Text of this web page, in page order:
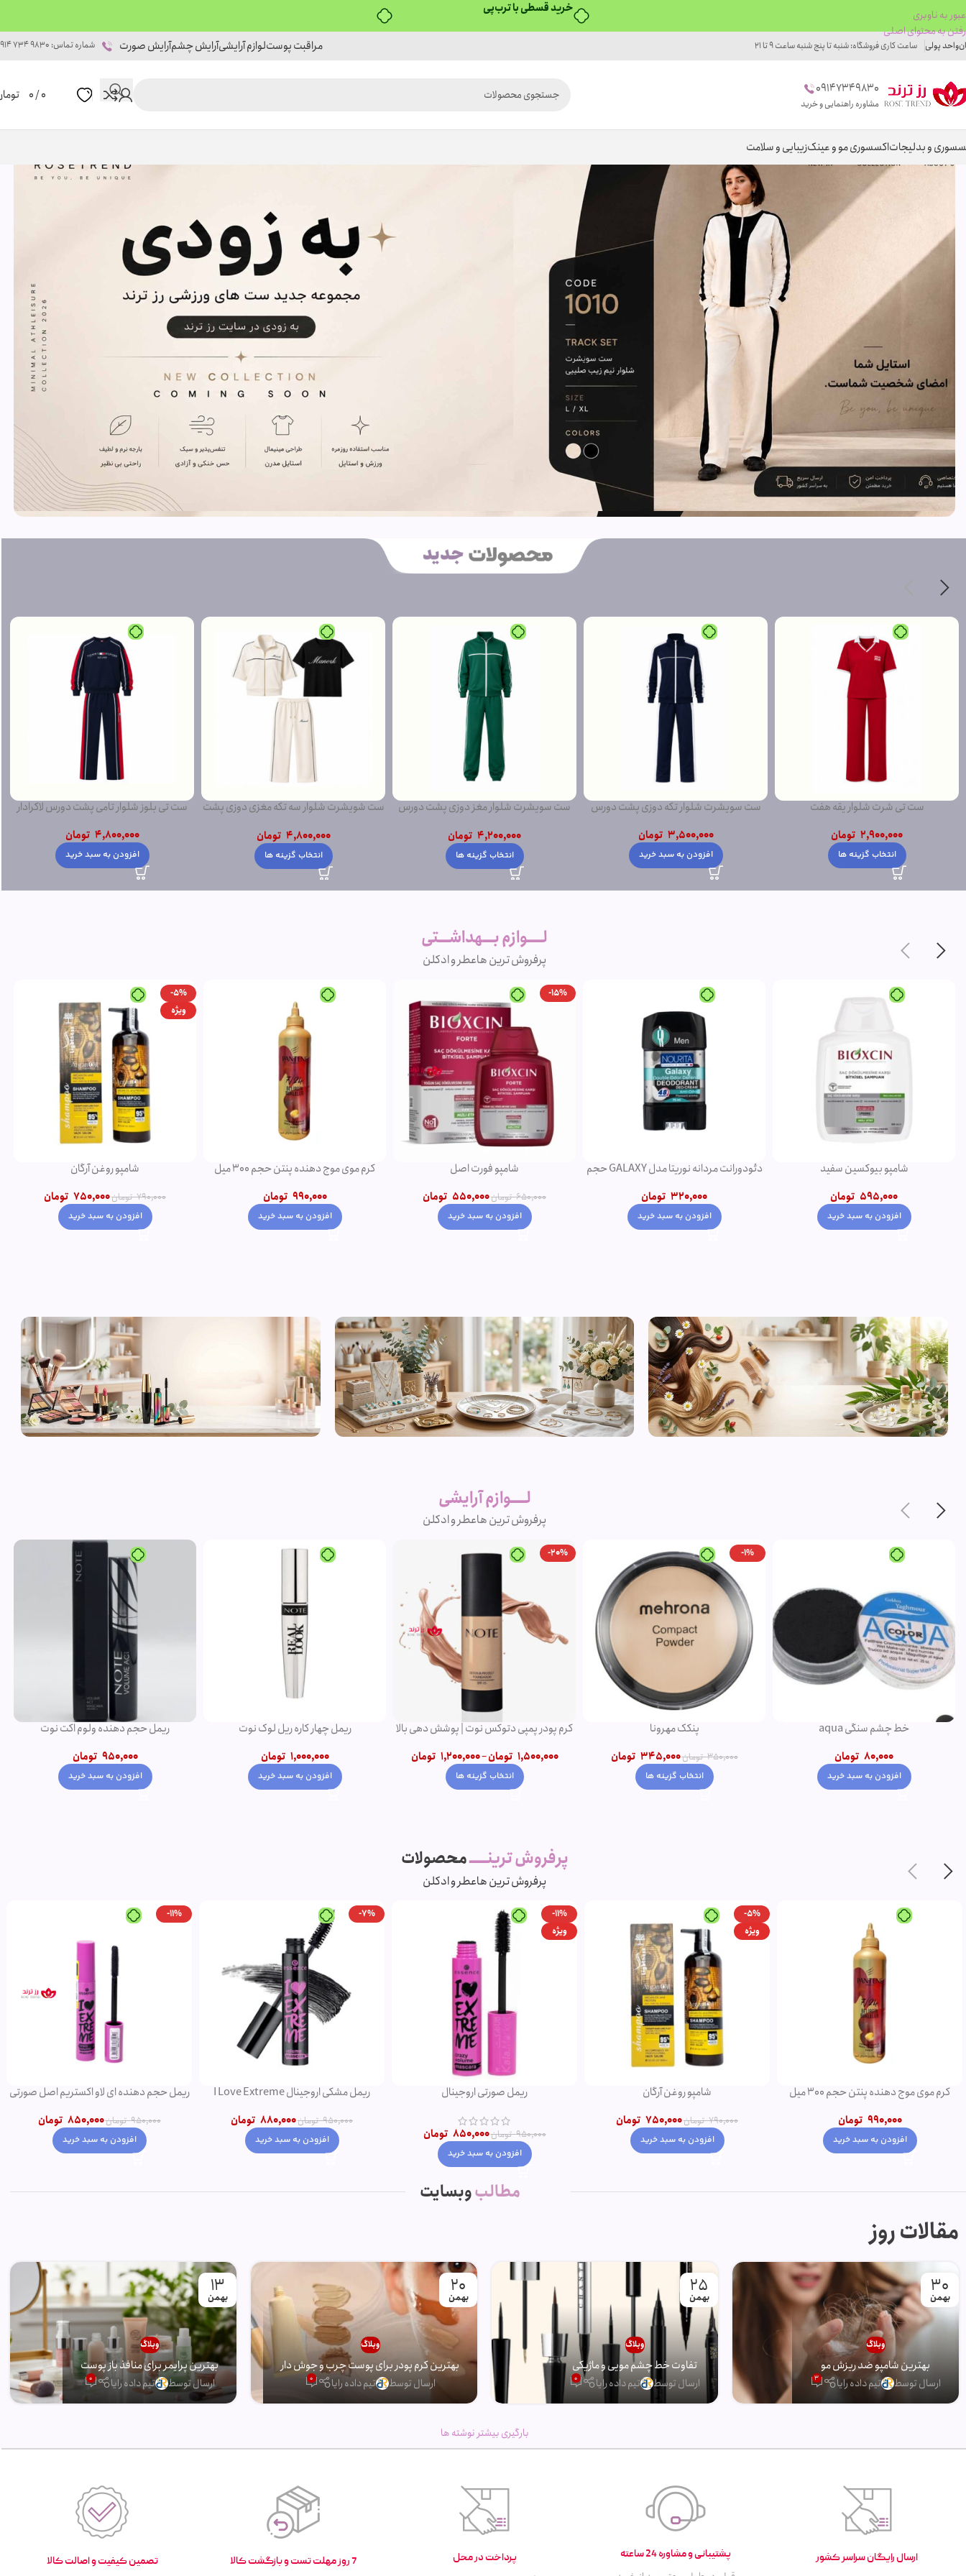
خرید قسطی با ترب‌پی
عبور به ناوبری
رفتن به محتوای اصلی
واحد پولی ساعت کاری فروشگاه: شنبه تا پنج شنبه ساعت 9 تا 21 مراقبت پوستلوازم آرایشیآرایش چشمآرایش صورت شماره تماس: 9830 734 0914
09147349830
مشاوره راهنمایی و خرید
0
/
0
و بدلیجاتاکسسوری مو و عینکزیبایی و سلامت
ست تی شرت شلوار یقه هفت
2,900,000 تومان
انتخاب گزینه ها
ست سویشرت شلوار تکه دوزی پشت دورس
3,500,000 تومان
افزودن به سبد خرید
ست سویشرت شلوار مغز دوزی پشت دورس
4,200,000 تومان
انتخاب گزینه ها
ست شویشرت شلوار سه تکه مغزی دوزی پشت
4,800,000 تومان
انتخاب گزینه ها
ست تی بلوز شلوار تامی پشت دورس لاکرادار
4,800,000 تومان
افزودن به سبد خرید
لــــوازم بـــهداشـــتی
پرفروش ترین هاعطر و ادکلن
شامپو بیوکسین سفید
595,000 تومان
افزودن به سبد خرید
دئودورانت مردانه نوریتا مدل GALAXY حجم
320,000 تومان
افزودن به سبد خرید
-15%
شامپو فورت اصل
650,000 تومان550,000 تومان
افزودن به سبد خرید
کرم موی موج دهنده پنتن حجم 300 میل
990,000 تومان
افزودن به سبد خرید
-5%
ویژه
شامپو روغن آرگان
790,000 تومان750,000 تومان
افزودن به سبد خرید
بدلیجات
متنوع
مشاهده
محصولات
مشاهده محصولات
لــــوازم آرایشی
پرفروش ترین هاعطر و ادکلن
خط چشم سنگی aqua
80,000 تومان
افزودن به سبد خرید
-1%
پنکک مهرونا
350,000 تومان345,000 تومان
انتخاب گزینه ها
-20%
کرم پودر پمپی دتوکس نوت | پوشش دهی بالا
1,500,000 تومان–
1,200,000 تومان
انتخاب گزینه ها
ریمل چهار کاره ریل لوک نوت
1,000,000 تومان
افزودن به سبد خرید
ریمل حجم دهنده ولوم اکت نوت
950,000 تومان
افزودن به سبد خرید
پرفروش ترینـــــمحصولات
پرفروش ترین هاعطر و ادکلن
کرم موی موج دهنده پنتن حجم 300 میل
990,000 تومان
افزودن به سبد خرید
-5%
ویژه
شامپو روغن آرگان
790,000 تومان750,000 تومان
افزودن به سبد خرید
-11%
ویژه
ریمل صورتی اروجینال
950,000 تومان850,000 تومان
افزودن به سبد خرید
-7%
ریمل مشکی اروجینال I Love Extreme
950,000 تومان880,000 تومان
افزودن به سبد خرید
-11%
ریمل حجم دهنده ای لاو اکستریم اصل صورتی
950,000 تومان850,000 تومان
افزودن به سبد خرید
مطالبوبسایت
مقالات روز
30
بهمن
وبلاگ
بهترین شامپو ضد ریزش مو
ارسال توسط تیم داده رایا 3
25
بهمن
وبلاگ
تفاوت خط چشم مویی و ماژیکی
ارسال توسط تیم داده رایا 0
20
بهمن
وبلاگ
بهترین کرم پودر برای پوست چرب و جوش دار
ارسال توسط تیم داده رایا 0
13
بهمن
وبلاگ
بهترین پرایمر برای منافذ باز پوست
ارسال توسط تیم داده رایا 0
بارگیری بیشتر نوشته ها
ارسال رایگان سراسر کشور پشتیبانی و مشاوره 24 ساعته پرداخت در محل 7 روز مهلت تست و بازگشت کالا تصمین کیفیت و اصالت کالا